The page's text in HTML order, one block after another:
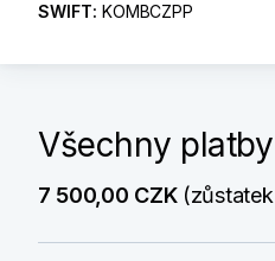
SWIFT: KOMBCZPP
Všechny platby
7 500,00 CZK(zůstatek